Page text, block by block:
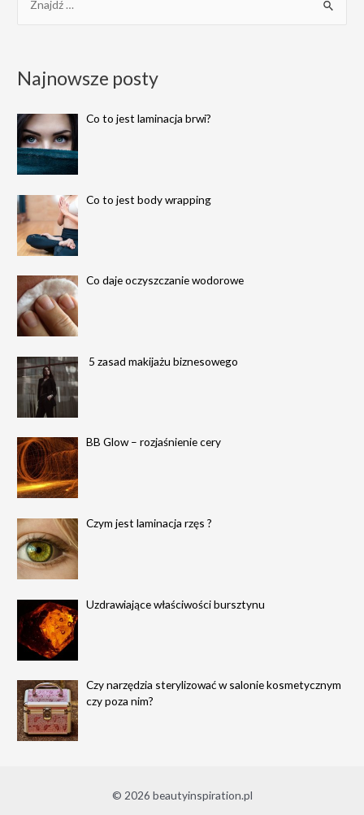
c
f
o
r
Najnowsze posty
Co to jest laminacja brwi?
Co to jest body wrapping
Co daje oczyszczanie wodorowe
5 zasad makijażu biznesowego
BB Glow – rozjaśnienie cery
Czym jest laminacja rzęs ?
Uzdrawiające właściwości bursztynu
Czy narzędzia sterylizować w salonie kosmetycznym
czy poza nim?
© 2026 beautyinspiration.pl